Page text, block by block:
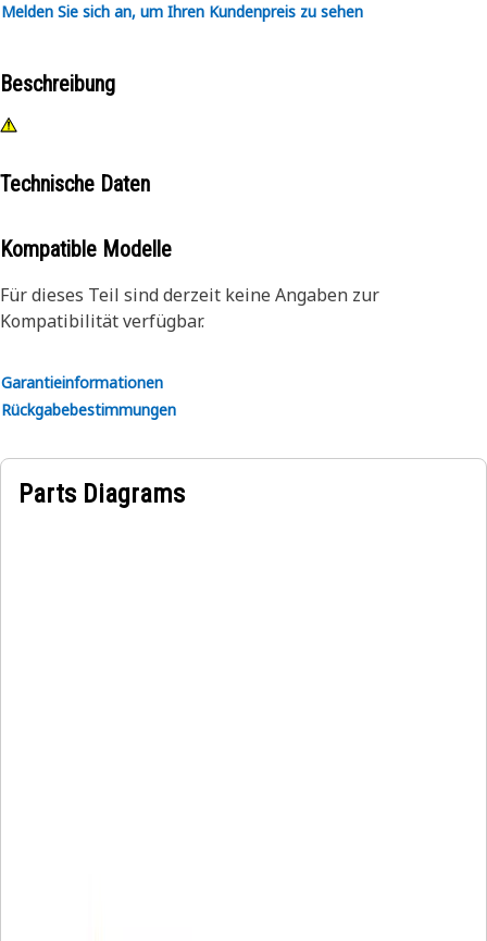
Melden Sie sich an, um Ihren Kundenpreis zu sehen
Beschreibung
Technische Daten
Kompatible Modelle
Für dieses Teil sind derzeit keine Angaben zur
Kompatibilität verfügbar.
Garantieinformationen
Rückgabebestimmungen
Parts Diagrams